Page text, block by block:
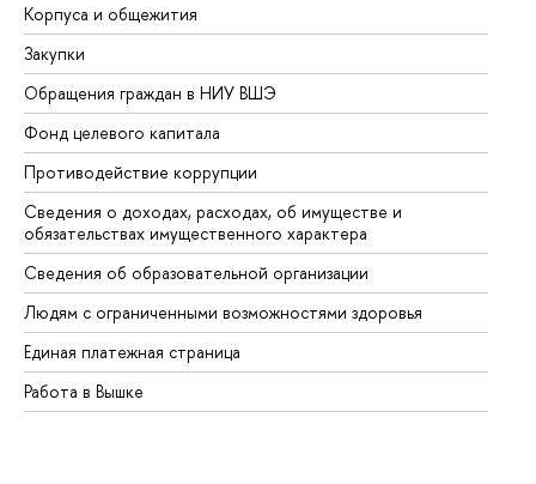
Корпуса и общежития
Закупки
Обращения граждан в НИУ ВШЭ
Фонд целевого капитала
Противодействие коррупции
Сведения о доходах, расходах, об имуществе и
обязательствах имущественного характера
Сведения об образовательной организации
Людям с ограниченными возможностями здоровья
Единая платежная страница
Работа в Вышке